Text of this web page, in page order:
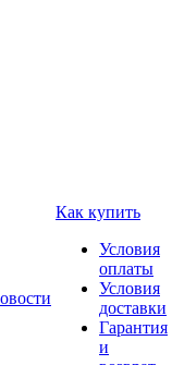
Как купить
Условия
оплаты
Условия
доставки
Гарантия
и